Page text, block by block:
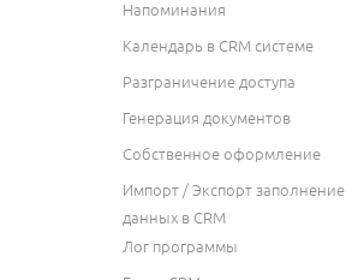
Напоминания
Календарь в CRM системе
Разграничение доступа
Генерация документов
Собственное оформление
Импорт / Экспорт заполнение
данных в CRM
Лог программы